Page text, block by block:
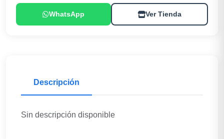
WhatsApp Ver Tienda
Descripción
Sin descripción disponible